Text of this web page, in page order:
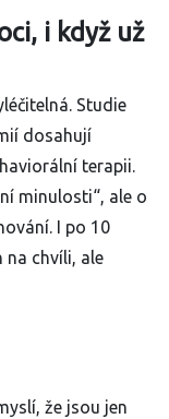
i když už
Studie
dosahují
terapii.
minulosti“, ale o
I po 10
na chvíli, ale
že jsou jen